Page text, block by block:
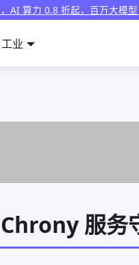
AI 算力 0.8 折起，百万大模
工业
服务